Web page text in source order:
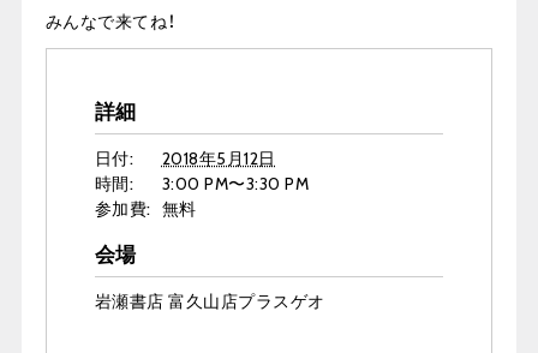
みんなで来てね！
詳細
日付:
2018年5月12日
時間:
3:00 PM〜3:30 PM
参加費: 無料
会場
岩瀬書店 富久山店プラスゲオ